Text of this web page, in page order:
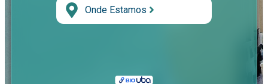
Onde Estamos